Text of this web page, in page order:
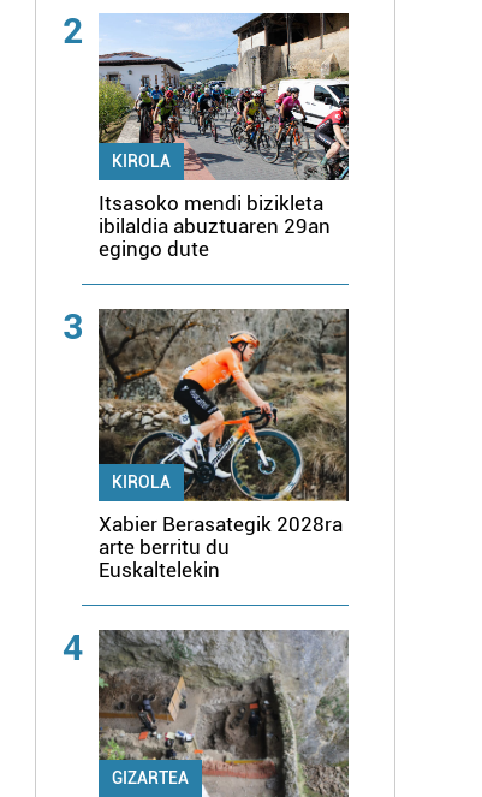
2
KIROLA
Itsasoko mendi bizikleta
ibilaldia abuztuaren 29an
egingo dute
3
KIROLA
Xabier Berasategik 2028ra
arte berritu du
Euskaltelekin
4
GIZARTEA